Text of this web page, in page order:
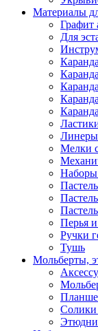
Материалы
Графит
Для
Мелки
Наборы
Перья
Ручки
Тушь
Мольберты,
Солики